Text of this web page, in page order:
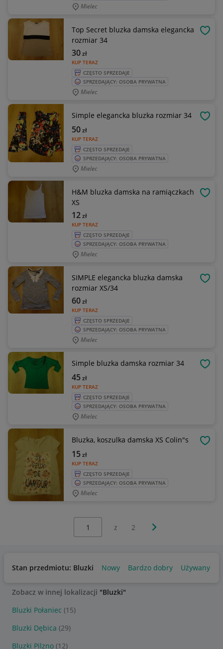
Mielec
Top Secret bluzka damska elegancka
rozmiar 34
KUP TERAZ
30zł
CZĘSTO SPRZEDAJE
SPRZEDAJĄCY: OSOBA PRYWATNA
Mielec
Simple elegancka bluzka rozmiar 34
KUP TERAZ
50zł
CZĘSTO SPRZEDAJE
SPRZEDAJĄCY: OSOBA PRYWATNA
Mielec
H&M bluzka damska na ramiączkach
XS
KUP TERAZ
12zł
CZĘSTO SPRZEDAJE
SPRZEDAJĄCY: OSOBA PRYWATNA
Mielec
SIMPLE elegancka bluzka damska
rozmiar XS/34
KUP TERAZ
60zł
CZĘSTO SPRZEDAJE
SPRZEDAJĄCY: OSOBA PRYWATNA
Mielec
Simple bluzka damska rozmiar 34
KUP TERAZ
45zł
CZĘSTO SPRZEDAJE
SPRZEDAJĄCY: OSOBA PRYWATNA
Mielec
Bluzka, koszulka damska XS Colin"s
KUP TERAZ
15zł
CZĘSTO SPRZEDAJE
SPRZEDAJĄCY: OSOBA PRYWATNA
Mielec
z 2 Następna strona
Stan przedmiotu: Bluzki Nowy Bardzo dobry Używany
Zobacz w innej lokalizacji "Bluzki"
Bluzki Połaniec (15)
Bluzki Dębica (29)
Bluzki Pilzno (12)